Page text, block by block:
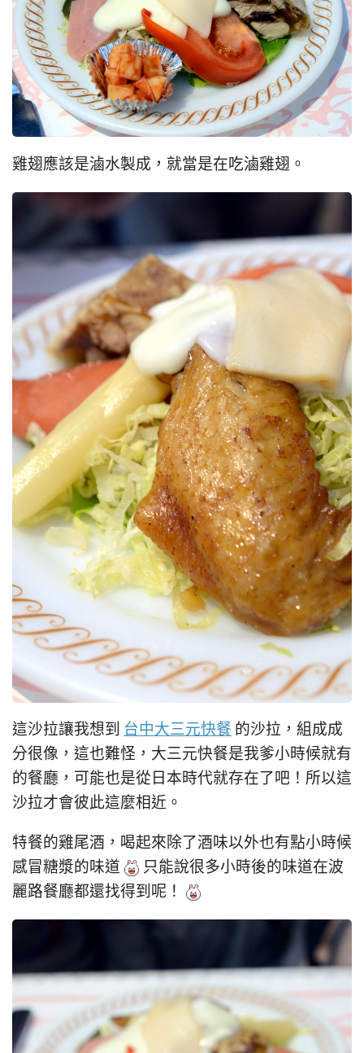
雞翅應該是滷水製成，就當是在吃滷雞翅。
這沙拉讓我想到 台中大三元快餐 的沙拉，組成成
分很像，這也難怪，大三元快餐是我爹小時候就有
的餐廳，可能也是從日本時代就存在了吧！所以這
沙拉才會彼此這麼相近。
特餐的雞尾酒，喝起來除了酒味以外也有點小時候
感冒糖漿的味道
只能說很多小時後的味道在波
麗路餐廳都還找得到呢！